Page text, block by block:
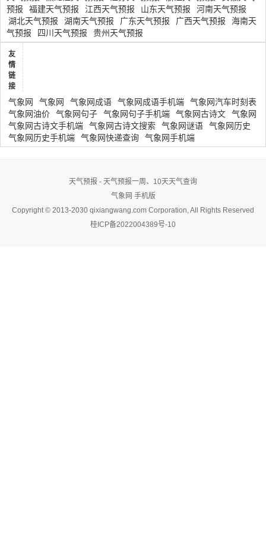
预报
福建天气预报 江西天气预报 山东天气预报
河南天气预报
湖北天气预报
湖南天气预报 广东天气预报 广西天气预报
海南天
气预报
四川天气预报 贵州天气预报
友
情
链
接
气象网 气象网 气象网成语 气象网成语手机端
气象网汽车时刻表
气象网油价
气象网句子 气象网句子手机端 气象网古诗文
气象网
气象网古诗文手机端
气象网古诗文搜索 气象网谜语
气象网历史
气象网历史手机端
气象网快递查询 气象网手机端
天气预报 - 天气预报一周、10天天气查询
气象网 手机版
Copyright © 2013-2030 qixiangwang.com Corporation, All Rights Reserved
桂ICP备2022004389号-10